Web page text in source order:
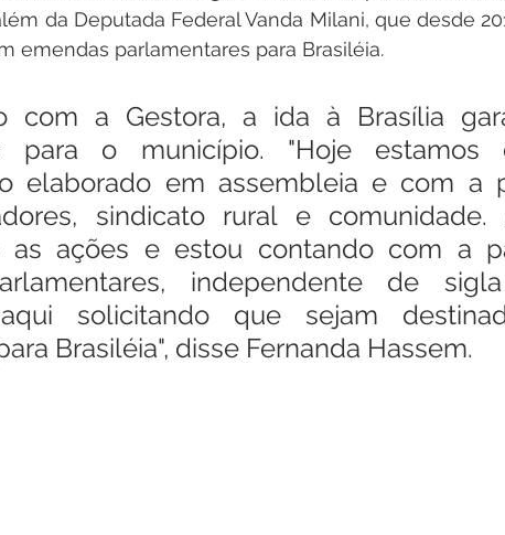
da Deputada Federal Vanda Milani, que desde
emendas parlamentares para Brasiléia.
com a Gestora, a ida à Brasília
para o município. "Hoje estamos
elaborado em assembleia e com a
sindicato rural e comunidade.
as ações e estou contando com a
independente de
solicitando que sejam
Brasiléia", disse Fernanda Hassem.